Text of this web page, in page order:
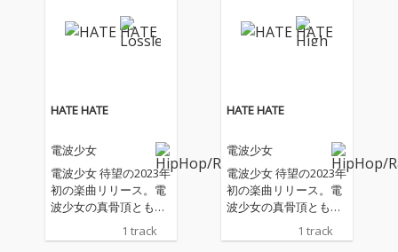
HATE HATE
電波少女
電波少女 待望の2023年
初の楽曲リリース。電
波少女の真骨頂とも言
うべき内省的でメロウ
なHIP HOPナンバー。
1 track
HATE HATE
電波少女
電波少女 待望の2023年
初の楽曲リリース。電
波少女の真骨頂とも言
うべき内省的でメロウ
なHIP HOPナンバー。
1 track